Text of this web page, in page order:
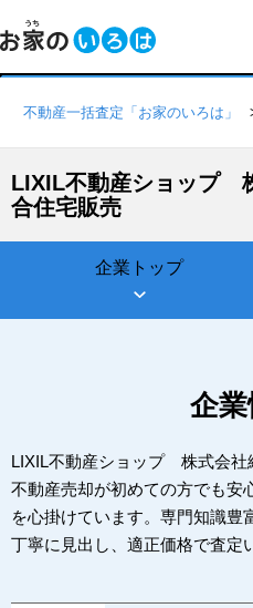
不動産一括査定「お家のいろは」
LIXIL不動産ショップ
合住宅販売
企業トップ
企
LIXIL不動産ショップ 株式会社
不動産売却が初めての方でも安
を心掛けています。専門知識豊
丁寧に見出し、適正価格で査定